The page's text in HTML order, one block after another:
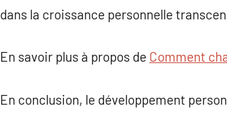
dans la croissance personnelle
En savoir plus à propos de Comment
En conclusion, le développement